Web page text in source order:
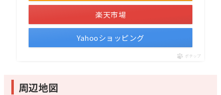
楽天市場
Yahooショッピング
ポチップ
周辺地図